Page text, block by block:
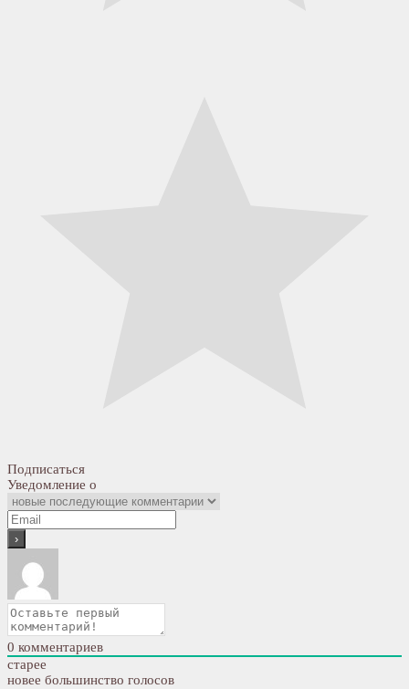
Подписаться
Уведомление о
0 комментариев
старее
новее большинство голосов